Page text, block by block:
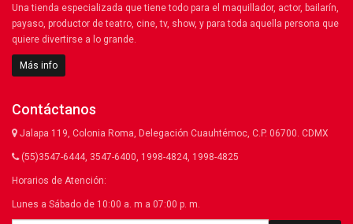
Una tienda especializada que tiene todo para el maquillador, actor, bailarín,
payaso, productor de teatro, cine, tv, show, y para toda aquella persona que
quiere divertirse a lo grande.
Más info
Contáctanos
Jalapa 119, Colonia Roma, Delegación Cuauhtémoc, C.P. 06700. CDMX
(55)3547-6444, 3547-6400, 1998-4824, 1998-4825
Horarios de Atención:
Lunes a Sábado de 10:00 a. m a 07:00 p. m.